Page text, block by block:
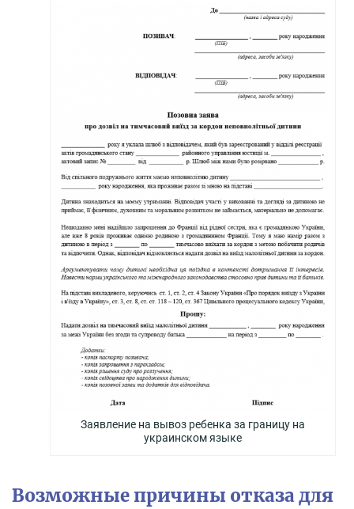
Заявление на вывоз ребенка за границу на
украинском языке
Возможные причины отказа для